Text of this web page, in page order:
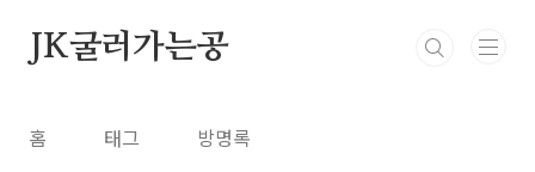
JK굴러가는공
홈 태그 방명록